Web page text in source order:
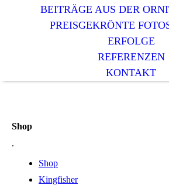
BEITRÄGE AUS DER
PREISGEKRÖNTE
ERFOLGE
REFERENZEN
KONTAKT
Shop
.
Shop
Kingfisher